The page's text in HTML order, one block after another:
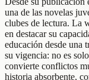
una de las novelas
clubes de lectura. La
en destacar su
educación desde una
su vigencia: no es
convierte conflictos
historia absorbente,